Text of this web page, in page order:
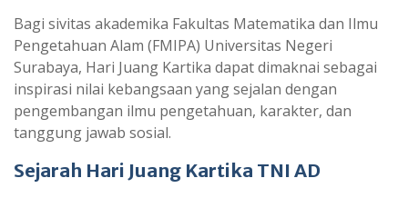
Bagi sivitas akademika Fakultas Matematika dan Ilmu
Pengetahuan Alam (FMIPA) Universitas Negeri
Surabaya, Hari Juang Kartika dapat dimaknai sebagai
inspirasi nilai kebangsaan yang sejalan dengan
pengembangan ilmu pengetahuan, karakter, dan
tanggung jawab sosial.
Sejarah Hari Juang Kartika TNI AD